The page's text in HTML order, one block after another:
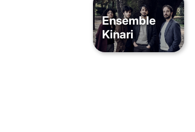
Ensemble
Kinari